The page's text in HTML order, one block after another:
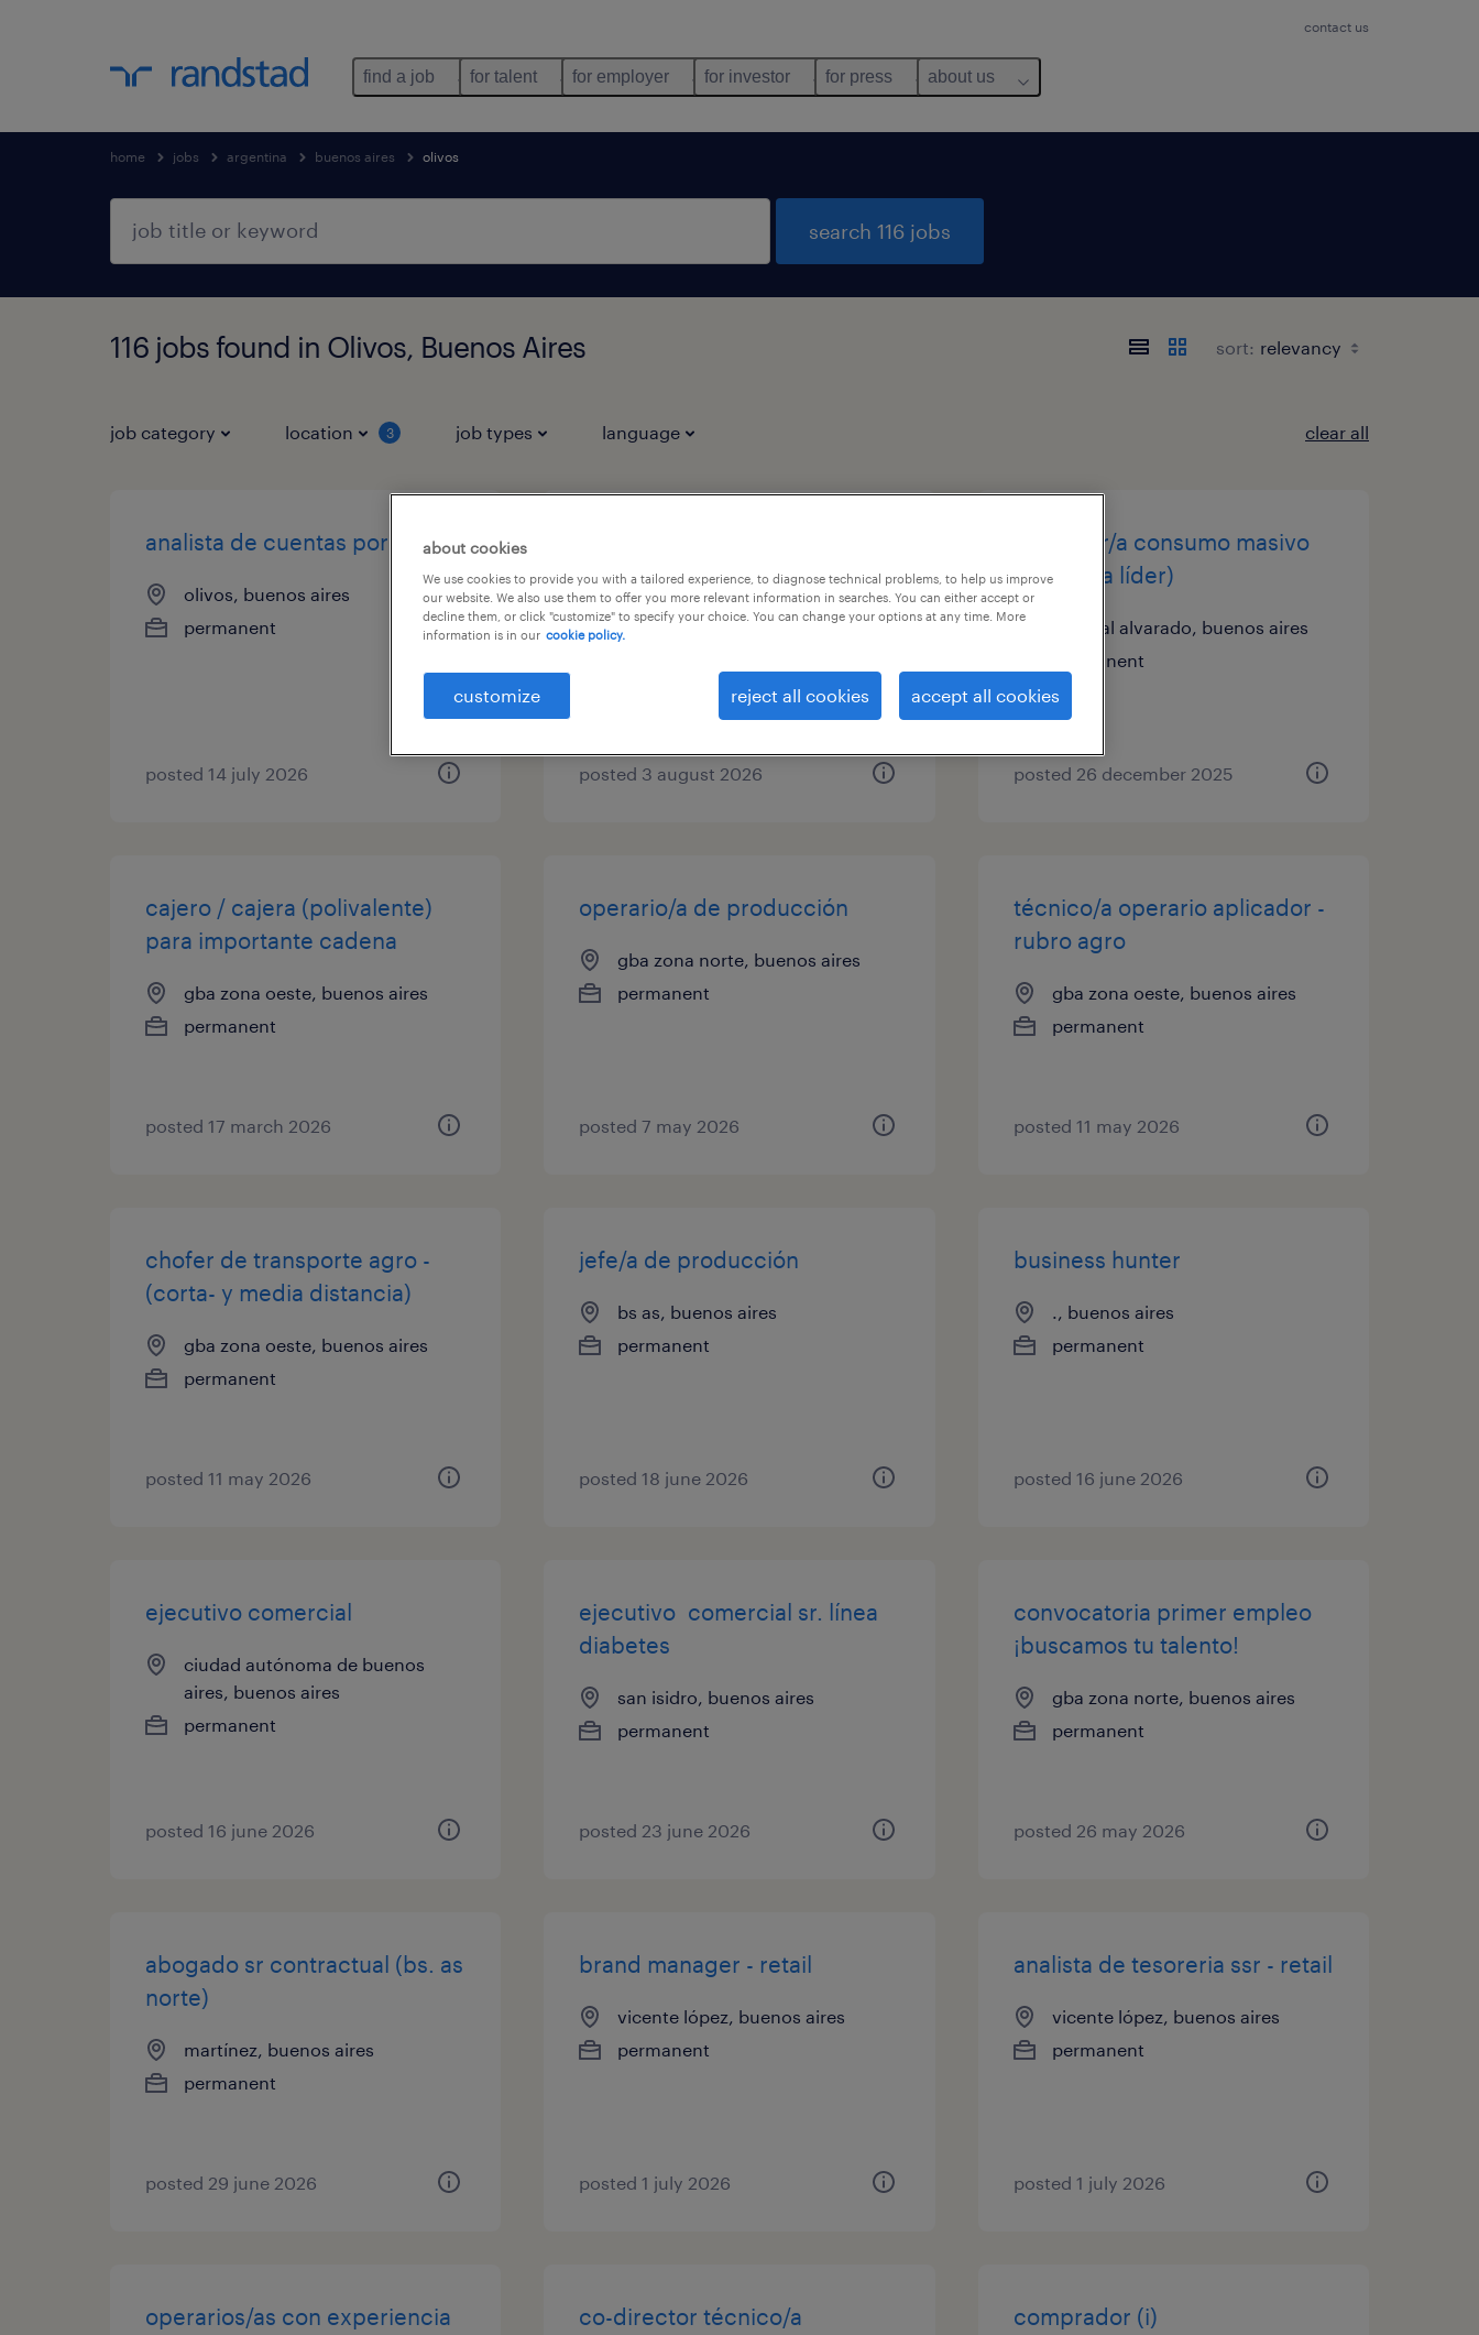
contact us
find a job for talent for employer for investor for press about us
home jobs argentina buenos aires olivos
search 116 jobs
116 jobs found in Olivos, Buenos Aires sort:
job category location 3 job types language clear all
analista de cuentas por pagar
olivos, buenos aires
permanent
posted 14 july 2026
e integridad de datos - calidad
(compañía de logística
pharma)
olivos, buenos aires
posted 3 august 2026
repositor/a consumo masivo
(empresa líder)
general alvarado, buenos aires
permanent
posted 26 december 2025
cajero / cajera (polivalente)
para importante cadena
gba zona oeste, buenos aires
permanent
posted 17 march 2026
operario/a de producción
gba zona norte, buenos aires
permanent
posted 7 may 2026
técnico/a operario aplicador -
rubro agro
gba zona oeste, buenos aires
permanent
posted 11 may 2026
chofer de transporte agro -
(corta- y media distancia)
gba zona oeste, buenos aires
permanent
posted 11 may 2026
jefe/a de producción
bs as, buenos aires
permanent
posted 18 june 2026
business hunter
., buenos aires
permanent
posted 16 june 2026
ejecutivo comercial
ciudad autónoma de buenos
aires, buenos aires
permanent
posted 16 june 2026
ejecutivo comercial sr. línea
diabetes
san isidro, buenos aires
permanent
posted 23 june 2026
convocatoria primer empleo
¡buscamos tu talento!
gba zona norte, buenos aires
permanent
posted 26 may 2026
abogado sr contractual (bs. as
norte)
martínez, buenos aires
permanent
posted 29 june 2026
brand manager - retail
vicente lópez, buenos aires
permanent
posted 1 july 2026
analista de tesoreria ssr - retail
vicente lópez, buenos aires
permanent
posted 1 july 2026
operarios/as con experiencia
co-director técnico/a
comprador (i)
about cookies
We use cookies to provide you with a tailored experience, to diagnose technical problems, to help us improve
our website. We also use them to offer you more relevant information in searches. You can either accept or
decline them, or click "customize" to specify your choice. You can change your options at any time. More
information is in our cookie policy.
customize reject all cookies accept all cookies